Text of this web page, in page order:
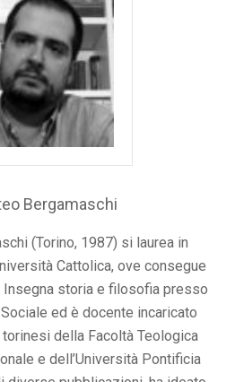
Bergamaschi
(Torino, 1987) si laurea in
Cattolica, ove consegue
storia e filosofia presso
ed è docente incaricato
della Facoltà Teologica
e dell’Università Pontificia